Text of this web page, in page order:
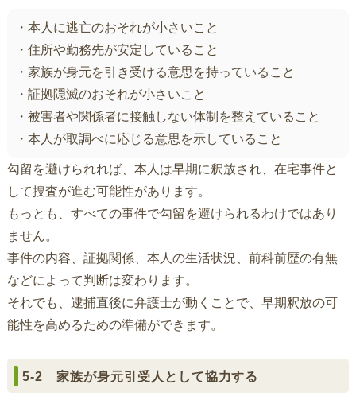
・本人に逃亡のおそれが小さいこと
・住所や勤務先が安定していること
・家族が身元を引き受ける意思を持っていること
・証拠隠滅のおそれが小さいこと
・被害者や関係者に接触しない体制を整えていること
・本人が取調べに応じる意思を示していること
勾留を避けられれば、本人は早期に釈放され、在宅事件と
して捜査が進む可能性があります。
もっとも、すべての事件で勾留を避けられるわけではあり
ません。
事件の内容、証拠関係、本人の生活状況、前科前歴の有無
などによって判断は変わります。
それでも、逮捕直後に弁護士が動くことで、早期釈放の可
能性を高めるための準備ができます。
5-2 家族が身元引受人として協力する